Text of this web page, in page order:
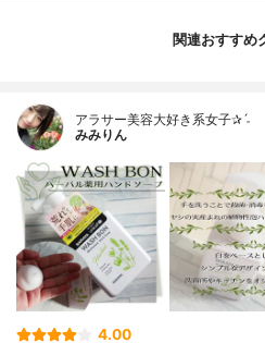
関連おすすめ
アラサー美容大好き系女子✰ˊ˗
みみりん
4.00